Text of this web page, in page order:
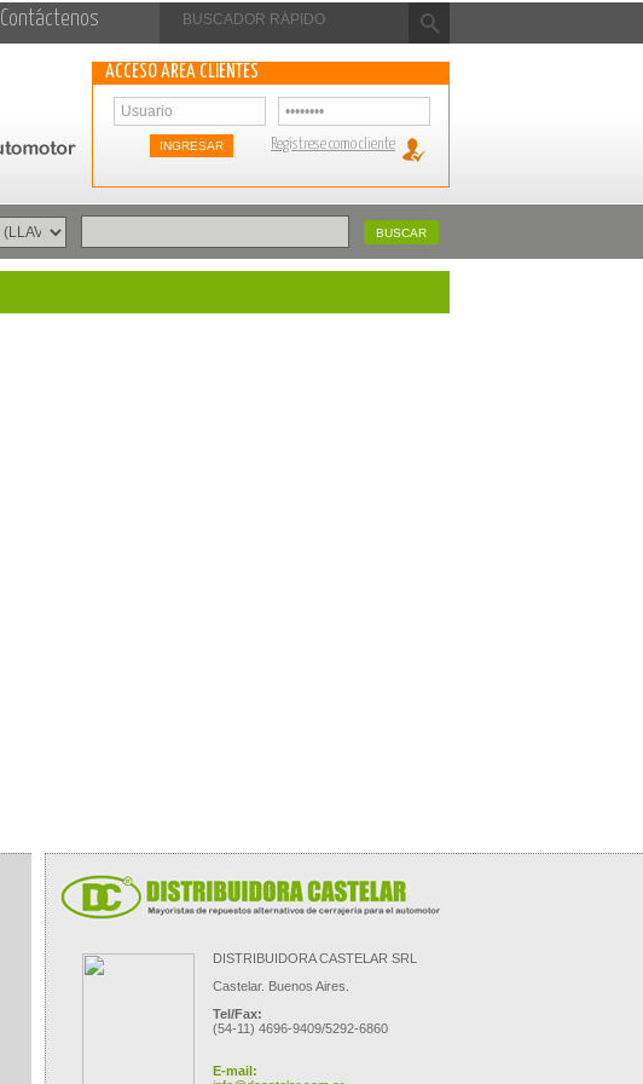
Contáctenos
ACCESO ÁREA CLIENTES
Regístrese como cliente
DISTRIBUIDORA CASTELAR SRL
Castelar. Buenos Aires.
Tel/Fax:
(54-11) 4696-9409/5292-6860
E-mail: